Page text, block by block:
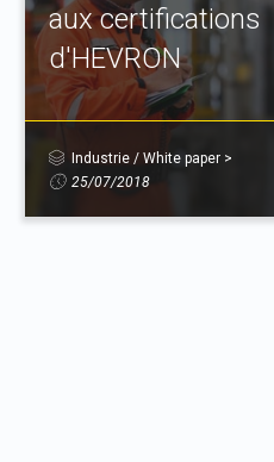
aux certifications
d'HEVRON
Industrie / White paper >
25/07/2018